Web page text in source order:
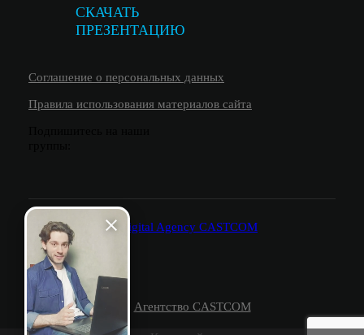
СКАЧАТЬ
ПРЕЗЕНТАЦИЮ
Соглашение о персональных данных
Правила использования материалов сайта
© 2026. Агентство CASTCOM